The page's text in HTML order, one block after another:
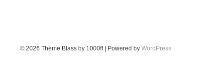
© 2026 Theme Blass by 1000ff | Powered by WordPress